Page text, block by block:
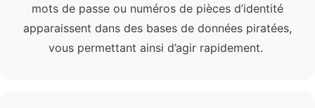
mots de passe ou numéros de pièces d’identité
apparaissent dans des bases de données piratées,
vous permettant ainsi d’agir rapidement.